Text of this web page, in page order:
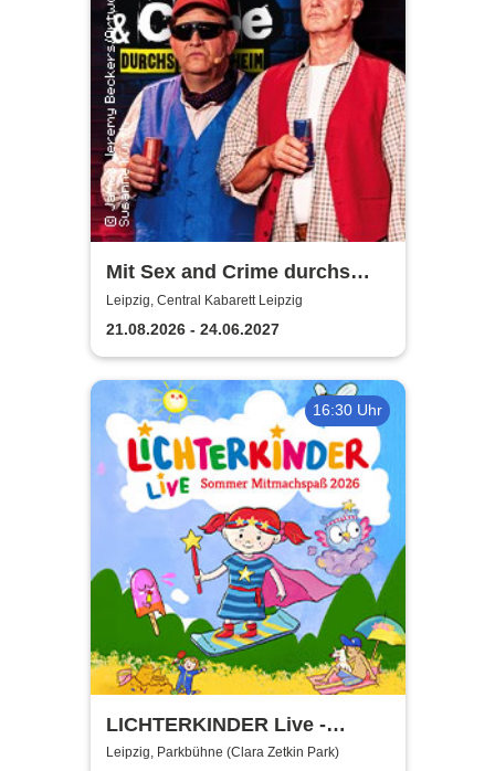
Mit Sex and Crime durchs
Altersheim - Leipziger Central
Kabarett
Leipzig, Central Kabarett Leipzig
21.08.2026 - 24.06.2027
16:30 Uhr
LICHTERKINDER Live -
Sommer Mitmachspaß 2026
Leipzig, Parkbühne (Clara Zetkin Park)